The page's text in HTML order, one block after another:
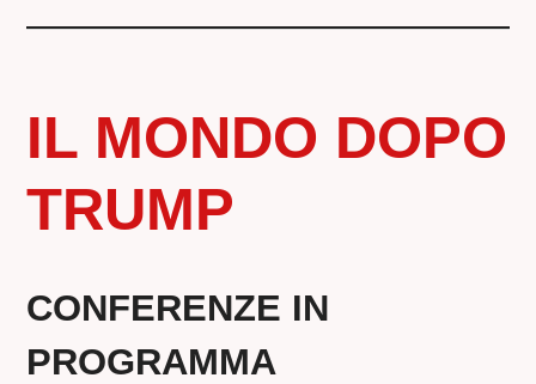
IL MONDO DOPO
TRUMP
CONFERENZE IN
PROGRAMMA